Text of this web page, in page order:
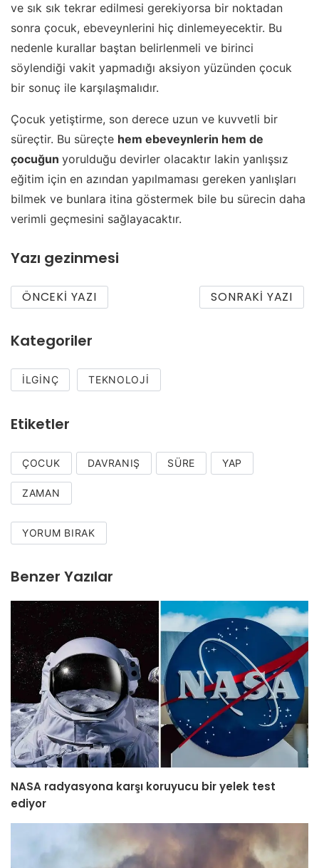
ve sık sık tekrar edilmesi gerekiyorsa bir noktadan
sonra çocuk, ebeveynlerini hiç dinlemeyecektir. Bu
nedenle kurallar baştan belirlenmeli ve birinci
söylendiği vakit yapmadığı aksiyon yüzünden çocuk
bir sonuç ile karşılaşmalıdır.
Çocuk yetiştirme, son derece uzun ve kuvvetli bir
süreçtir. Bu süreçte hem ebeveynlerin hem de
çocuğun yorulduğu devirler olacaktır lakin yanlışsız
eğitim için en azından yapılmaması gereken yanlışları
bilmek ve bunlara itina göstermek bile bu sürecin daha
verimli geçmesini sağlayacaktır.
Yazı gezinmesi
ÖNCEKI YAZI SONRAKI YAZI
Kategoriler
İLGINÇ TEKNOLOJI
Etiketler
ÇOCUK DAVRANIŞ SÜRE YAP
ZAMAN
YORUM BIRAK
Benzer Yazılar
NASA radyasyona karşı koruyucu bir yelek test
ediyor